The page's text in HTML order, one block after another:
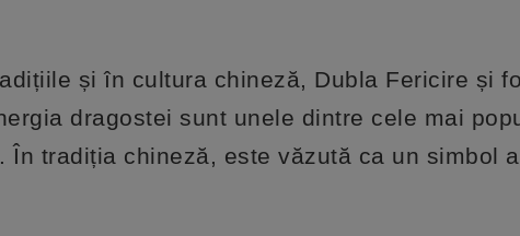
și în cultura chineză, Dubla Fericire și
dragostei sunt unele dintre cele mai
În tradiția chineză, este văzută ca un simbol